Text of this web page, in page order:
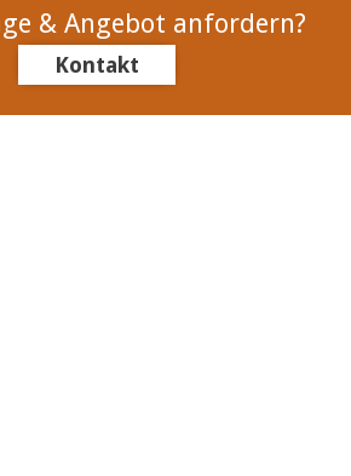
& Angebot anfordern?
Kontakt